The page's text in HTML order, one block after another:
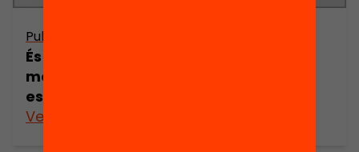
Publicació
És l’avaluació de l’alumnat un
mecanisme de millora del rendiment
escolar?
Veure’n més